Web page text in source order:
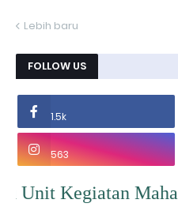
Lebih baru
FOLLOW US
1.5k
563
Mahasiswa